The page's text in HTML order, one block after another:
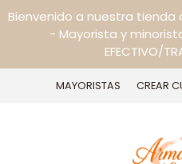
Bienvenido a nuestra tienda
- Mayorista y minorista
EFECTIVO/
MAYORISTAS CREAR